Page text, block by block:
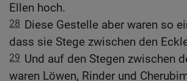
Ellen hoch.
28 Diese Gestelle aber waren so
dass sie Stege zwischen den
29 Und auf den Stegen zwischen
waren Löwen, Rinder und